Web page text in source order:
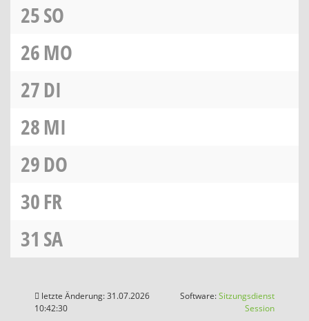
25SO
26MO
27DI
28MI
29DO
30FR
31 SA
letzte Änderung: 31.07.2026
10:42:30
Software:Sitzungsdienst
Session(Wird in